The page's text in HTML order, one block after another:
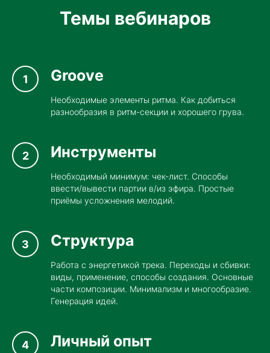
Темы вебинаров
Groove
Необходимые элементы ритма. Как добиться
разнообразия в ритм-секции и хорошего грува.
Инструменты
Необходимый минимум: чек-лист. Способы
ввести/вывести партии в/из эфира. Простые
приёмы усложнения мелодий.
Структура
Работа с энергетикой трека. Переходы и сбивки:
виды, применение, способы создания. Основные
части композиции. Минимализм и многообразие.
Генерация идей.
Личный опыт